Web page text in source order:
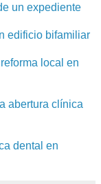
un expediente
edificio bifamiliar
local en
abertura clínica
dental en